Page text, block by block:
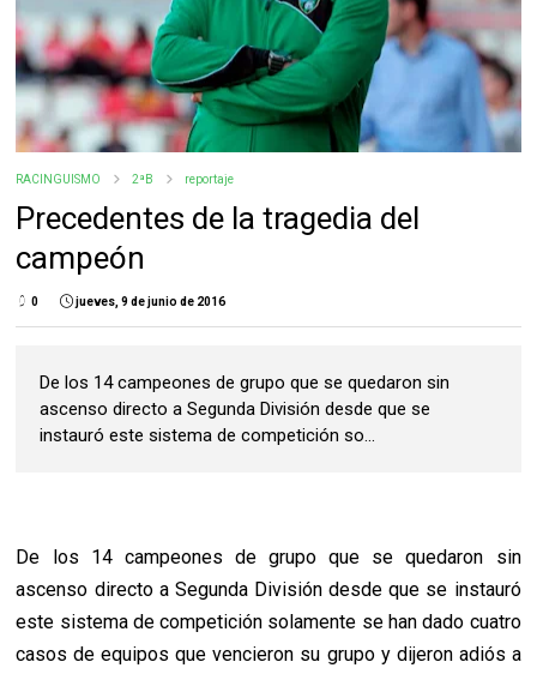
RACINGUISMO 2ªB reportaje
Precedentes de la tragedia del
campeón
0 jueves, 9 de junio de 2016
De los 14 campeones de grupo que se quedaron sin
ascenso directo a Segunda División desde que se
instauró este sistema de competición so...
De los 14 campeones de grupo que se quedaron sin
ascenso directo a Segunda División desde que se instauró
este sistema de competición solamente se han dado cuatro
casos de equipos que vencieron su grupo y dijeron adiós a